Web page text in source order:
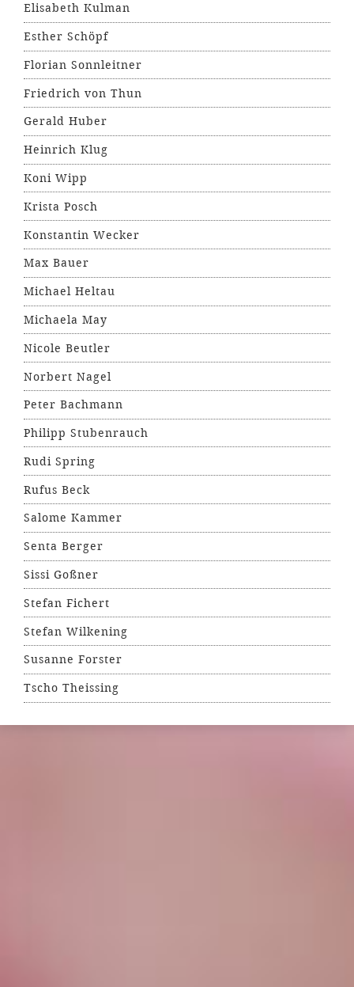
Elisabeth Kulman
Esther Schöpf
Florian Sonnleitner
Friedrich von Thun
Gerald Huber
Heinrich Klug
Koni Wipp
Krista Posch
Konstantin Wecker
Max Bauer
Michael Heltau
Michaela May
Nicole Beutler
Norbert Nagel
Peter Bachmann
Philipp Stubenrauch
Rudi Spring
Rufus Beck
Salome Kammer
Senta Berger
Sissi Goßner
Stefan Fichert
Stefan Wilkening
Susanne Forster
Tscho Theissing